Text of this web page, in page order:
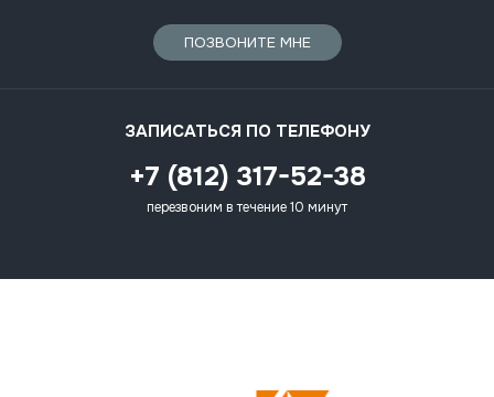
ПОЗВОНИТЕ МНЕ
ЗАПИСАТЬСЯ ПО ТЕЛЕФОНУ
+7 (812) 317-52-38
перезвоним в течение 10 минут